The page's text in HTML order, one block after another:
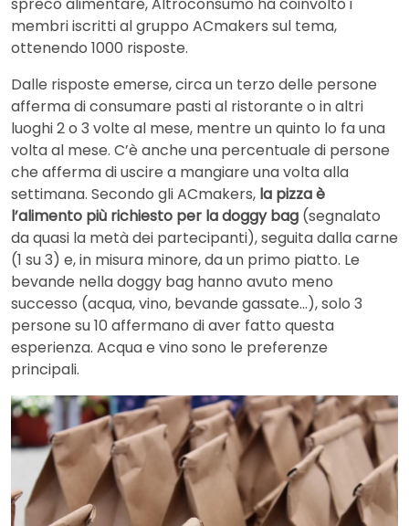
spreco alimentare, Altroconsumo ha coinvolto i
membri iscritti al gruppo ACmakers sul tema,
ottenendo 1000 risposte.
Dalle risposte emerse, circa un terzo delle persone
afferma di consumare pasti al ristorante o in altri
luoghi 2 o 3 volte al mese, mentre un quinto lo fa una
volta al mese. C’è anche una percentuale di persone
che afferma di uscire a mangiare una volta alla
settimana. Secondo gli ACmakers, la pizza è
l’alimento più richiesto per la doggy bag (segnalato
da quasi la metà dei partecipanti), seguita dalla carne
(1 su 3) e, in misura minore, da un primo piatto. Le
bevande nella doggy bag hanno avuto meno
successo (acqua, vino, bevande gassate…), solo 3
persone su 10 affermano di aver fatto questa
esperienza. Acqua e vino sono le preferenze
principali.